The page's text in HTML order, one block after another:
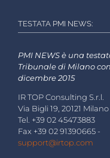
TESTATA PMI NEWS:
PMI NEWS è una
Tribunale di Milano
dicembre 2015
IR TOP Consulting S.r.l.
Via Bigli 19, 20121 Milano
Tel. +39 02 45473883
Fax +39 02 91390665 -
support@irtop.com